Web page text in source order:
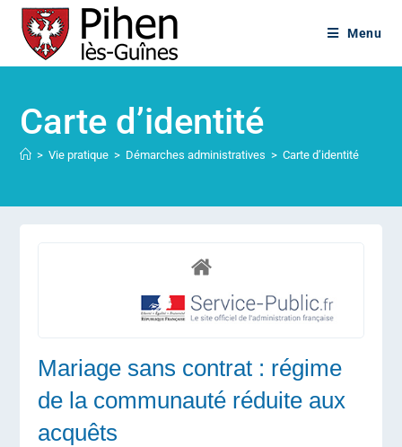
Menu
Carte d’identité
> Vie pratique > Démarches administratives > Carte d’identité
Mariage sans contrat : régime
de la communauté réduite aux
acquêts